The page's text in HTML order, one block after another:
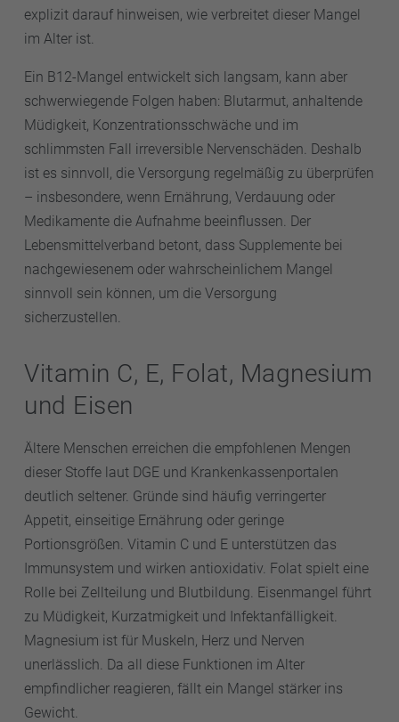
explizit darauf hinweisen, wie verbreitet dieser Mangel
im Alter ist.
Ein B12-Mangel entwickelt sich langsam, kann aber
schwerwiegende Folgen haben: Blutarmut, anhaltende
Müdigkeit, Konzentrationsschwäche und im
schlimmsten Fall irreversible Nervenschäden. Deshalb
ist es sinnvoll, die Versorgung regelmäßig zu überprüfen
– insbesondere, wenn Ernährung, Verdauung oder
Medikamente die Aufnahme beeinflussen. Der
Lebensmittelverband betont, dass Supplemente bei
nachgewiesenem oder wahrscheinlichem Mangel
sinnvoll sein können, um die Versorgung
sicherzustellen.
Vitamin C, E, Folat, Magnesium
und Eisen
Ältere Menschen erreichen die empfohlenen Mengen
dieser Stoffe laut DGE und Krankenkassenportalen
deutlich seltener. Gründe sind häufig verringerter
Appetit, einseitige Ernährung oder geringe
Portionsgrößen. Vitamin C und E unterstützen das
Immunsystem und wirken antioxidativ. Folat spielt eine
Rolle bei Zellteilung und Blutbildung. Eisenmangel führt
zu Müdigkeit, Kurzatmigkeit und Infektanfälligkeit.
Magnesium ist für Muskeln, Herz und Nerven
unerlässlich. Da all diese Funktionen im Alter
empfindlicher reagieren, fällt ein Mangel stärker ins
Gewicht.